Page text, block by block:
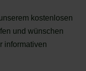
kostenlosen
und wünschen
informativen